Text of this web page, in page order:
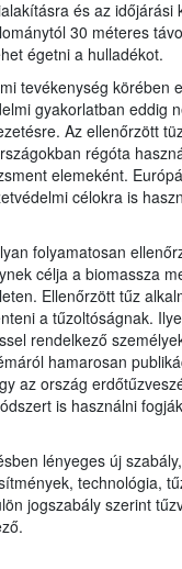
és az időjárási
30 méteres
égetni a hulladékot.
tevékenység körében
gyakorlatban eddig
Az ellenőrzött
régóta
elemeként.
célokra is
folyamatosan
célja a biomassza
Ellenőrzött tűz
a tűzoltóságnak.
rendelkező
hamarosan
az ország
is használni
lényeges új
technológia,
jogszabály szerint